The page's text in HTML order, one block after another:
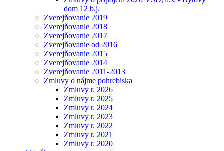
dom 12 b.j.
Zverejňovanie 2019
Zverejňovanie 2018
Zverejňovanie 2017
Zverejňovanie od 2016
Zverejňovanie 2015
Zverejňovanie 2014
Zverejňovanie 2011-2013
Zmluvy o nájme pohrebiska
Zmluvy r. 2026
Zmluvy r. 2025
Zmluvy r. 2024
Zmluvy r. 2023
Zmluvy r. 2022
Zmluvy r. 2021
Zmluvy r. 2020